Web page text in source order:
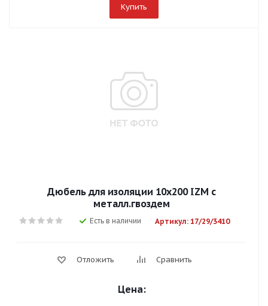
Купить
Дюбель для изоляции 10х200 IZM с
металл.гвоздем
Есть в наличии Артикул: 17/29/3410
Отложить Сравнить
Цена: